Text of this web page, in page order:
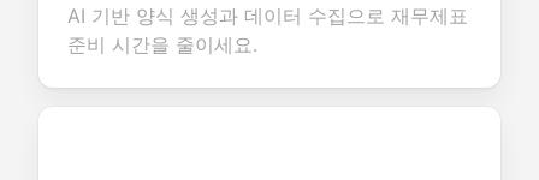
AI 기반 양식 생성과 데이터 수집으로 재무제표
준비 시간을 줄이세요.